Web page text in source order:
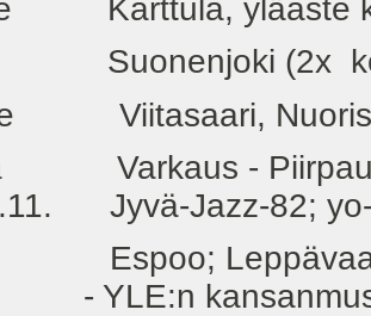
Karttula, yläaste
(2x
Viitasaari,
Varkaus -
Jyvä-Jazz-82; yo-